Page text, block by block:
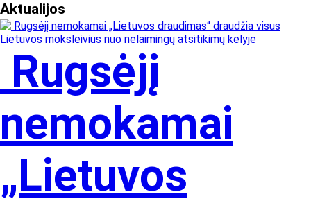
Aktualijos
Rugsėjį
nemokamai
„Lietuvos